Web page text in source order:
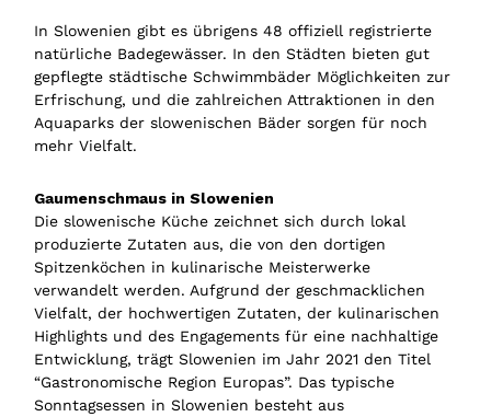
In Slowenien gibt es übrigens 48 offiziell registrierte
natürliche Badegewässer. In den Städten bieten gut
gepflegte städtische Schwimmbäder Möglichkeiten zur
Erfrischung, und die zahlreichen Attraktionen in den
Aquaparks der slowenischen Bäder sorgen für noch
mehr Vielfalt.
Gaumenschmaus in Slowenien
Die slowenische Küche zeichnet sich durch lokal
produzierte Zutaten aus, die von den dortigen
Spitzenköchen in kulinarische Meisterwerke
verwandelt werden. Aufgrund der geschmacklichen
Vielfalt, der hochwertigen Zutaten, der kulinarischen
Highlights und des Engagements für eine nachhaltige
Entwicklung, trägt Slowenien im Jahr 2021 den Titel
“Gastronomische Region Europas”. Das typische
Sonntagsessen in Slowenien besteht aus